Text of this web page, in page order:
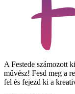
A Festede számozott
művész! Fesd meg a
fel és fejezd ki a